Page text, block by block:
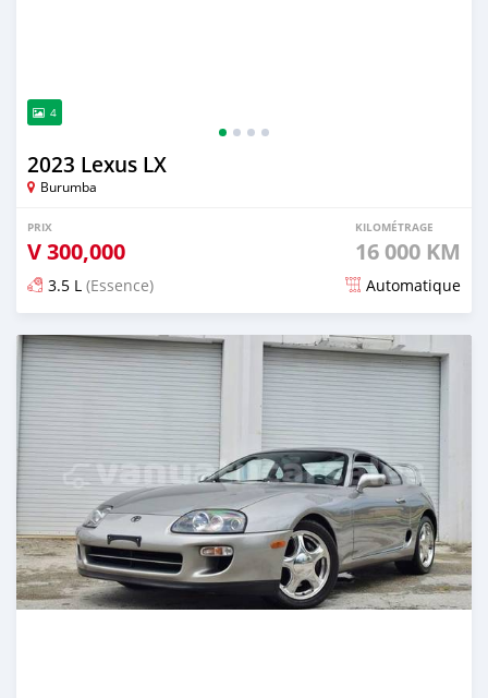
4
2023 Lexus LX
Burumba
PRIX
V300,000
KILOMÉTRAGE
16 000 KM
3.5 L (Essence) Automatique
Publié il y a environ 2 mois